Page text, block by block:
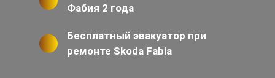
Фабия 2 года
Бесплатный эвакуатор при
ремонте Skoda Fabia